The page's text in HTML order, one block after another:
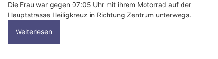
Die Frau war gegen 07:05 Uhr mit ihrem Motorrad auf der
Hauptstrasse Heiligkreuz in Richtung Zentrum unterwegs.
Weiterlesen